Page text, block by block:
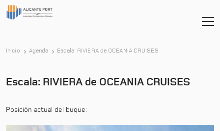
Inicio Agenda Escala: RIVIERA de OCEANIA CRUISES
Escala: RIVIERA de OCEANIA CRUISES
Posición actual del buque: